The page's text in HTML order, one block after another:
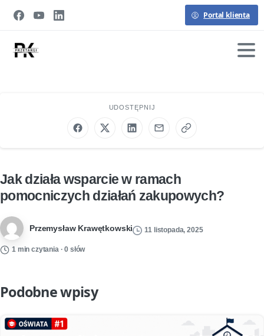
Portal klienta
UDOSTĘPNIJ
Jak działa wsparcie w ramach
pomocniczych działań zakupowych?
Przemysław Krawętkowski 11 listopada, 2025
1 min czytania · 0 słów
Podobne wpisy